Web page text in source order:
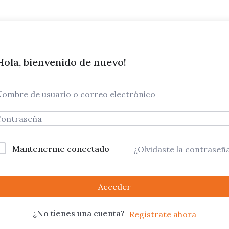
bienvenido de nuevo!
Mantenerme conectado ¿Olvidaste la
Acceder
¿No tienes una cuenta? Regístrate ahora